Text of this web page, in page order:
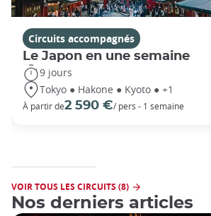
Circuits accompagnés
Le Japon en une semaine
9 jours
Tokyo ● Hakone ● Kyoto ● +1
À partir de2 590 €/ pers - 1 semaine
VOIR TOUS LES CIRCUITS (8)
Nos derniers articles